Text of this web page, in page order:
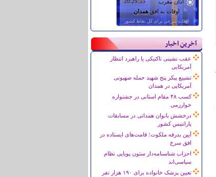
آخرین اخبار
عقب نشینی تاکتیکی یا راهبرد انتظار
آمریکایی
تشییع پیکر پنج شهید حمله صهیونی
آمریکایی در همدان
کسب ۴۸ مقام استانی در جشنواره
خوارزمی
درخشش بانوان همدانی در مسابقات
پاراتنیس کشور
آیین بدرقه ملکوت؛ قامت‌های ایستاده در
افق سرخ
احزاب شناسنامه‌دار ستون پویایی نظام
سیاسی‌اند
تعیین پزشک خانواده برای ۱۹۰ هزار نفر